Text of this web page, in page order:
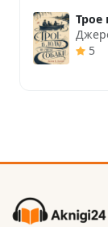
Трое
5